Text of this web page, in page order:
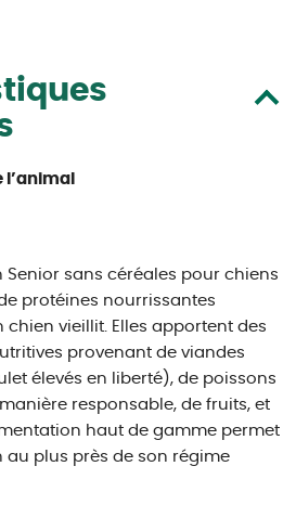
l’animal
Senior sans céréales pour chiens
protéines nourrissantes
chien vieillit. Elles apportent des
provenant de viandes
élevés en liberté), de poissons
responsable, de fruits, et
haut de gamme permet
plus près de son régime